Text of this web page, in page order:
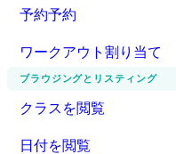
予約予約
ワークアウト割り当て
ブラウジングとリスティング
クラスを閲覧
日付を閲覧